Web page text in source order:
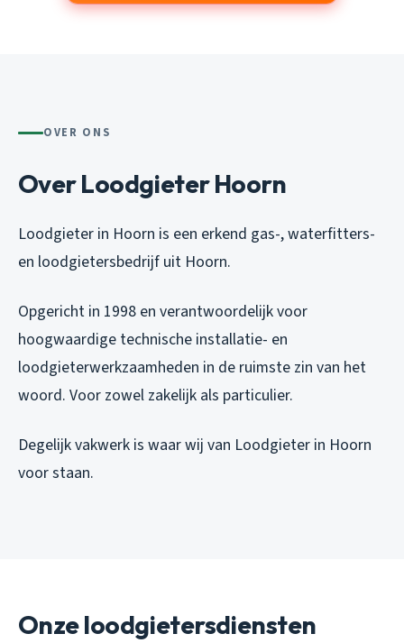
OVER ONS
Over Loodgieter Hoorn
Loodgieter in Hoorn is een erkend gas-, waterfitters-
en loodgietersbedrijf uit Hoorn.
Opgericht in 1998 en verantwoordelijk voor
hoogwaardige technische installatie- en
loodgieterwerkzaamheden in de ruimste zin van het
woord. Voor zowel zakelijk als particulier.
Degelijk vakwerk is waar wij van Loodgieter in Hoorn
voor staan.
Onze loodgietersdiensten